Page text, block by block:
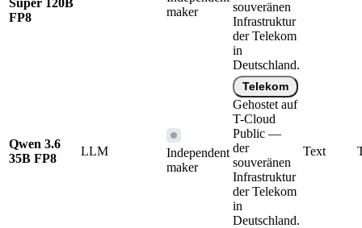
FP8
maker
souveränen
Infrastruktur
der Telekom
in
Deutschland.
Qwen 3.6
35B FP8
LLM
Independent
maker
Telekom
Gehostet auf
T-Cloud
Public —
der
souveränen
Infrastruktur
der Telekom
in
Deutschland.
Text